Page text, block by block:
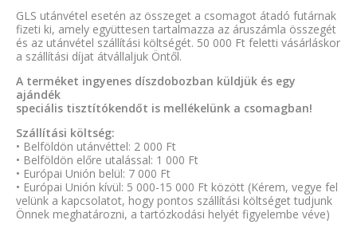
GLS utánvétel esetén az összeget a csomagot átadó futárnak
fizeti ki, amely együttesen tartalmazza az áruszámla összegét
és az utánvétel szállítási költségét. 50 000 Ft feletti vásárláskor
a szállítási díjat átvállaljuk Öntől.
A terméket ingyenes díszdobozban küldjük és egy
ajándék
speciális tisztítókendőt is mellékelünk a csomagban!
Szállítási költség:
• Belföldön utánvéttel: 2 000 Ft
• Belföldön előre utalással: 1 000 Ft
• Európai Unión belül: 7 000 Ft
• Európai Unión kívül: 5 000-15 000 Ft között (Kérem, vegye fel
velünk a kapcsolatot, hogy pontos szállítási költséget tudjunk
Önnek meghatározni, a tartózkodási helyét figyelembe véve)